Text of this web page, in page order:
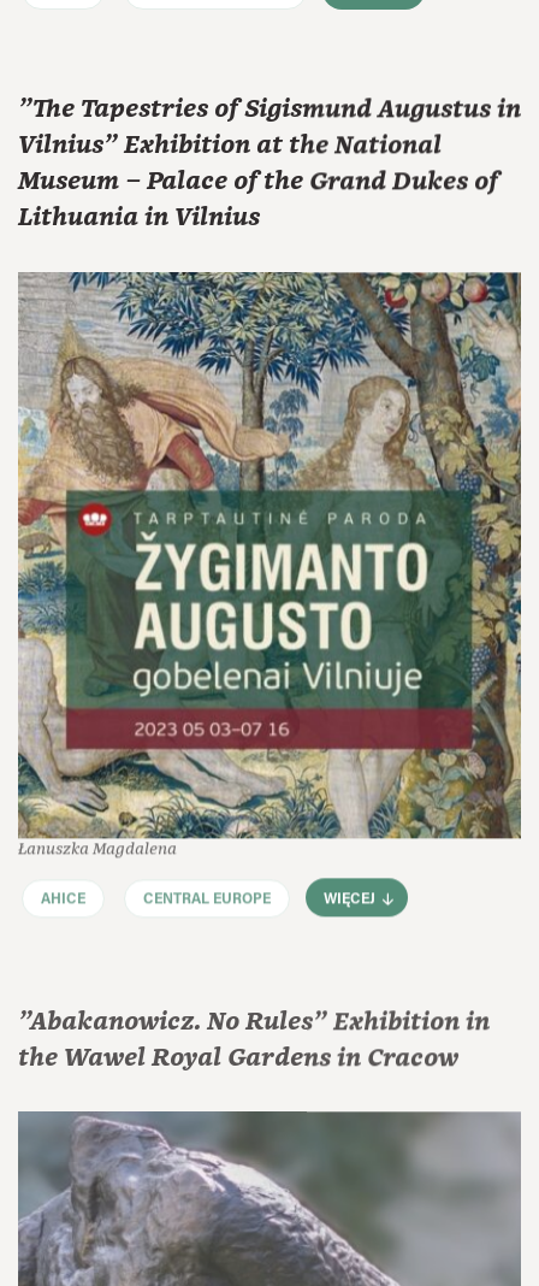
"The Tapestries of Sigismund Augustus in
Vilnius" Exhibition at the National
Museum – Palace of the Grand Dukes of
Lithuania in Vilnius
Łanuszka Magdalena
AHICE CENTRAL EUROPE WIĘCEJ
"Abakanowicz. No Rules" Exhibition in
the Wawel Royal Gardens in Cracow